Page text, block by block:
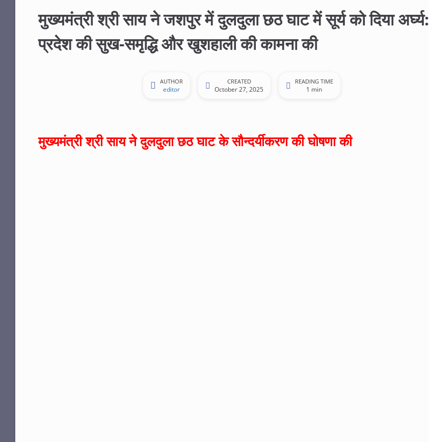
मुख्यमंत्री श्री साय ने जशपुर में दुलदुला छठ घाट में सूर्य को दिया अर्घ्य:
प्रदेश की सुख-समृद्धि और खुशहाली की कामना की
AUTHOR
editor
CREATED
October 27, 2025
READING TIME
1 min
मुख्यमंत्री श्री साय ने दुलदुला छठ घाट के सौन्दर्यीकरण की घोषणा की